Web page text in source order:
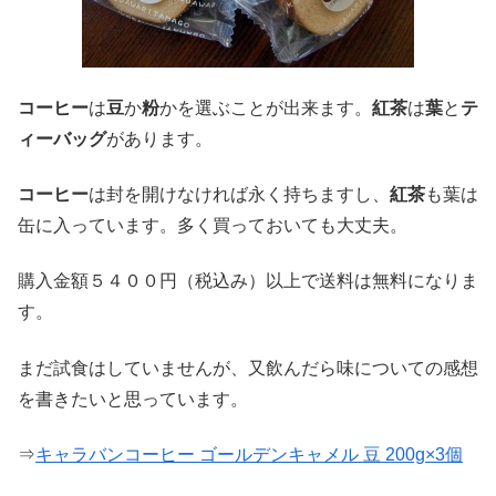
コーヒーは豆か粉かを選ぶことが出来ます。 紅茶は葉と テ
ィーバッグがあります。
コーヒーは封を開けなければ永く持ちますし、 紅茶も葉は
缶に入っています。多く買っておいても大丈夫。
購入金額５４００円（税込み）以上で送料は無料になりま
す。
まだ試食はしていませんが、又飲んだら味についての感想
を書きたいと思っています。
⇒キャラバンコーヒー ゴールデンキャメル 豆 200g×3個